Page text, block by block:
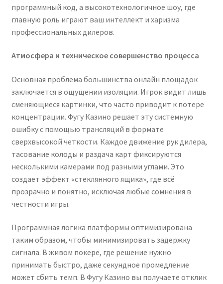
программный код, а высокотехнологичное шоу, где
главную роль играют ваш интеллект и харизма
профессиональных дилеров.
Атмосфера и техническое совершенство процесса
Основная проблема большинства онлайн площадок
заключается в ощущении изоляции. Игрок видит лишь
сменяющиеся картинки, что часто приводит к потере
концентрации. Фугу Казино решает эту системную
ошибку с помощью трансляций в формате
сверхвысокой четкости. Каждое движение рук дилера,
тасование колоды и раздача карт фиксируются
несколькими камерами под разными углами. Это
создает эффект «стеклянного ящика», где всё
прозрачно и понятно, исключая любые сомнения в
честности игры.
Программная логика платформы оптимизирована
таким образом, чтобы минимизировать задержку
сигнала. В живом покере, где решение нужно
принимать быстро, даже секундное промедление
может сбить темп. В Фугу Казино вы получаете отклик